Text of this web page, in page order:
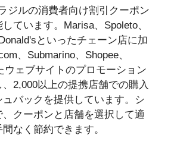
ジルの消費者向け割引クーポン
ています。Marisa、Spoleto、
といったチェーン店に加
、Submarino、Shopee、
ウェブサイトのプロモーション
2,000以上の提携店舗での購入
バックを提供しています。シ
クーポンと店舗を選択して適
なく節約できます。